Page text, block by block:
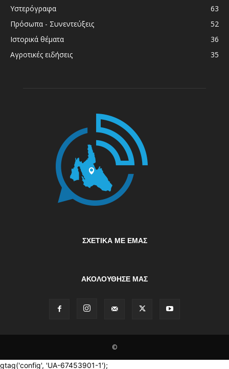
Υστερόγραφα
63
Πρόσωπα - Συνεντεύξεις
52
Ιστορικά θέματα
36
Αγροτικές ειδήσεις
35
ΣΧΕΤΙΚΆ ΜΕ ΕΜΆΣ
ΑΚΟΛΟΥΘΗΣΕ ΜΑΣ
©
gtag('config', 'UA-67453901-1');